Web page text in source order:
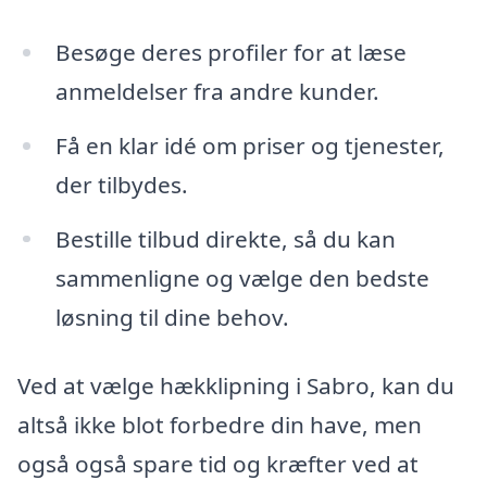
Besøge deres profiler for at læse
anmeldelser fra andre kunder.
Få en klar idé om priser og tjenester,
der tilbydes.
Bestille tilbud direkte, så du kan
sammenligne og vælge den bedste
løsning til dine behov.
Ved at vælge hækklipning i Sabro, kan du
altså ikke blot forbedre din have, men
også også spare tid og kræfter ved at